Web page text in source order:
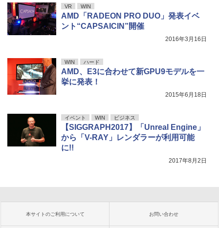
VR WIN
AMD「RADEON PRO DUO」発表イベ
ント“CAPSAICIN”開催
2016年3月16日
WIN ハード
AMD、E3に合わせて新GPU9モデルを一
挙に発表！
2015年6月18日
イベント WIN ビジネス
【SIGGRAPH2017】「Unreal Engine」
から「V-RAY」レンダラーが利用可能
に!!
2017年8月2日
本サイトのご利用について お問い合わせ